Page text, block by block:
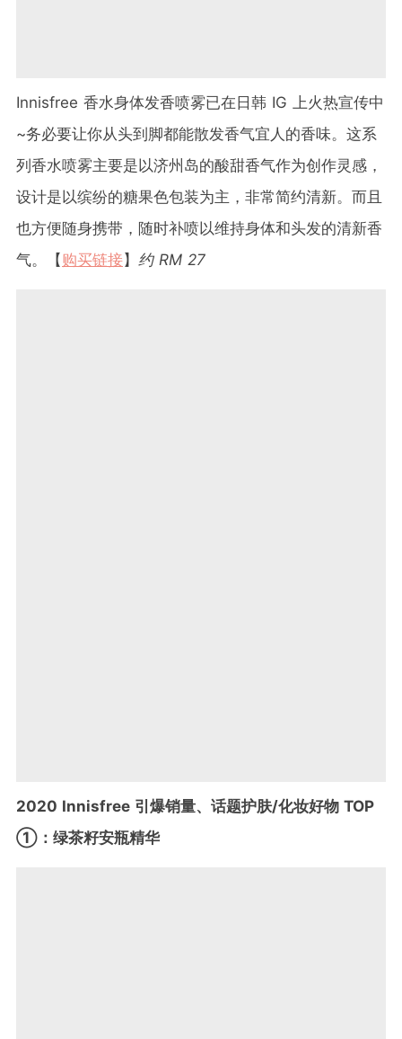
Innisfree 香水身体发香喷雾已在日韩 IG 上火热宣传中
~务必要让你从头到脚都能散发香气宜人的香味。这系
列香水喷雾主要是以济州岛的酸甜香气作为创作灵感，
设计是以缤纷的糖果色包装为主，非常简约清新。而且
也方便随身携带，随时补喷以维持身体和头发的清新香
气。【购买链接】 约 RM 27
2020 Innisfree 引爆销量、话题护肤/化妆好物 TOP
①：绿茶籽安瓶精华